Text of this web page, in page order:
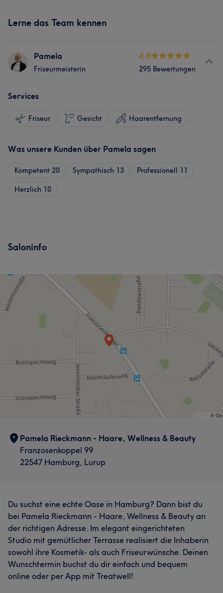
Lerne das Team kennen
Pamela
Friseurmeisterin
4.8
295 Bewertungen
Services
Friseur Gesicht Haarentfernung
Was unsere Kunden über Pamela sagen
Kompetent 20 Sympathisch 13 Professionell 11
Herzlich 10
Saloninfo
Pamela Rieckmann - Haare, Wellness & Beauty
Franzosenkoppel 99
22547 Hamburg, Lurup
Du suchst eine echte Oase in Hamburg? Dann bist du
bei Pamela Rieckmann - Haare, Wellness & Beauty an
der richtigen Adresse. Im elegant eingerichteten
Studio mit gemütlicher Terrasse realisiert die Inhaberin
sowohl ihre Kosmetik- als auch Friseurwünsche. Deinen
Wunschtermin buchst du dir einfach und bequem
online oder per App mit Treatwell!